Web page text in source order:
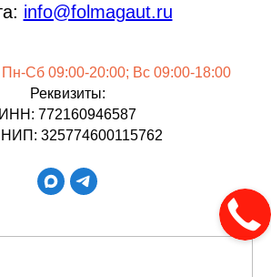
info@folmagaut.ru
Пн-Сб 09:00-20:00; Вс 09:00-18:00
Реквизиты:
ИНН: 772160946587
325774600115762